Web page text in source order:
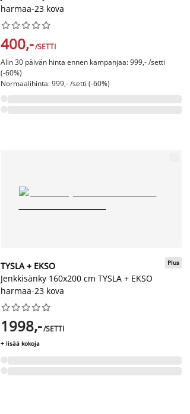
harmaa-23 kova






400,-/SETTI
Alin 30 päivän hinta ennen kampanjaa: 999,- /setti
(-60%)
Normaalihinta: 999,- /setti (-60%)
TYSLA + EKSO
Jenkkisänky 160x200 cm TYSLA + EKSO
harmaa-23 kova
Plus






1998,-/SETTI
+ lisää kokoja